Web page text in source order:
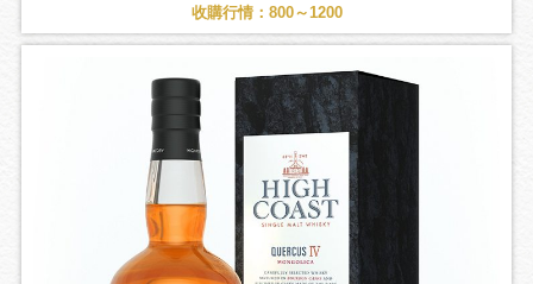
收購行情：800～1200